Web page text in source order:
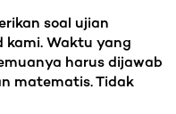
soal ujian
kami. Waktu yang
harus dijawab
matematis. Tidak